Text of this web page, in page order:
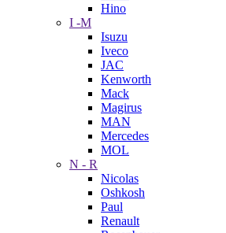
Hino
I -M
Isuzu
Iveco
JAC
Kenworth
Mack
Magirus
MAN
Mercedes
MOL
N - R
Nicolas
Oshkosh
Paul
Renault